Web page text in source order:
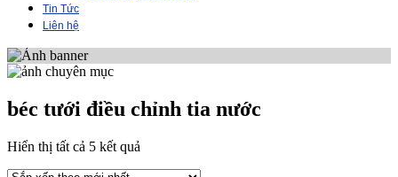
Tin Tức
Liên hệ
béc tưới điều chỉnh tia nước
Hiển thị tất cả 5 kết quả